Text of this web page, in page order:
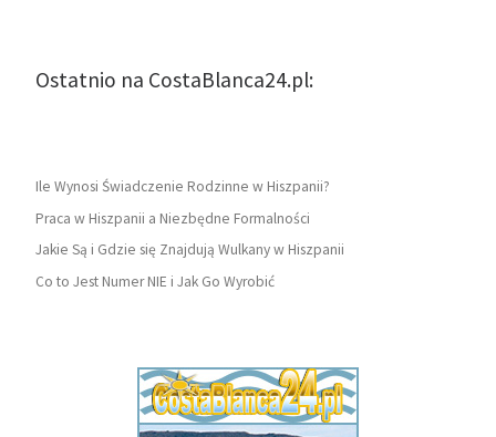
Ostatnio na CostaBlanca24.pl:
Ile Wynosi Świadczenie Rodzinne w Hiszpanii?
Praca w Hiszpanii a Niezbędne Formalności
Jakie Są i Gdzie się Znajdują Wulkany w Hiszpanii
Co to Jest Numer NIE i Jak Go Wyrobić